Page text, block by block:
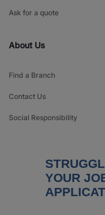
Ask for a quote
About Us
Find a Branch
Contact Us
Social Responsibility